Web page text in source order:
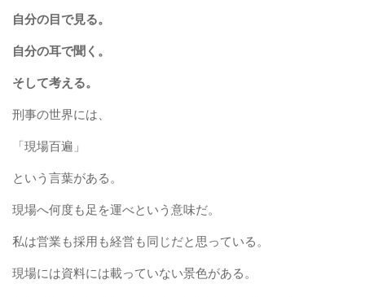
自分の目で見る。
自分の耳で聞く。
そして考える。
刑事の世界には、
「現場百遍」
という言葉がある。
現場へ何度も足を運べという意味だ。
私は営業も採用も経営も同じだと思っている。
現場には資料には載っていない景色がある。